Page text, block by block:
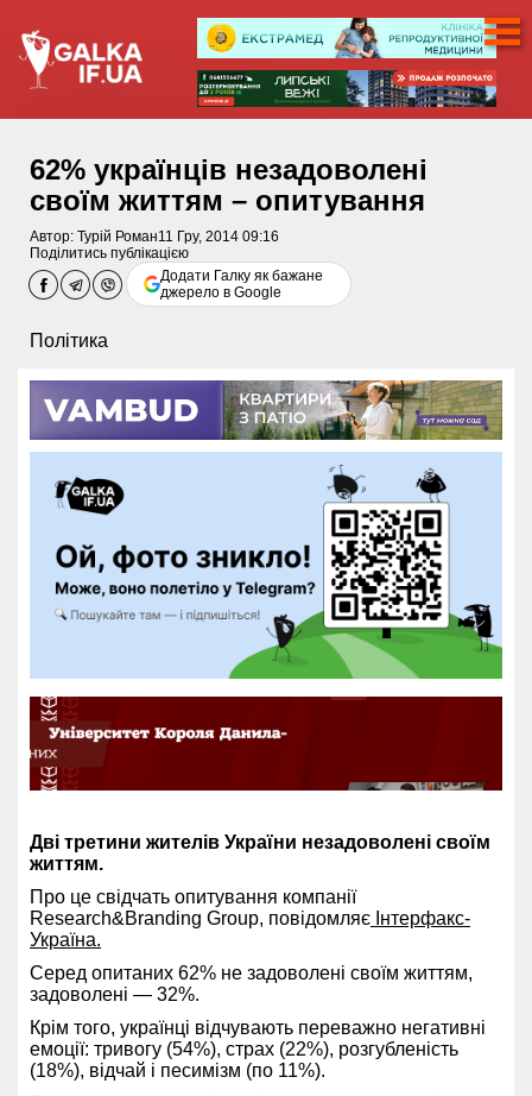
62% українців незадоволені
своїм життям – опитування
Автор: Турій Роман11 Гру, 2014 09:16
Поділитись публікацією
Додати Галку як бажане
джерело в Google
Політика
Дві третини жителів України незадоволені своїм
життям.
Про це свідчать опитування компанії
Research&Branding Group, повідомляє Інтерфакс-
Україна.
Серед опитаних 62% не задоволені своїм життям,
задоволені — 32%.
Крім того, українці відчувають переважно негативні
емоції: тривогу (54%), страх (22%), розгубленість
(18%), відчай і песимізм (по 11%).